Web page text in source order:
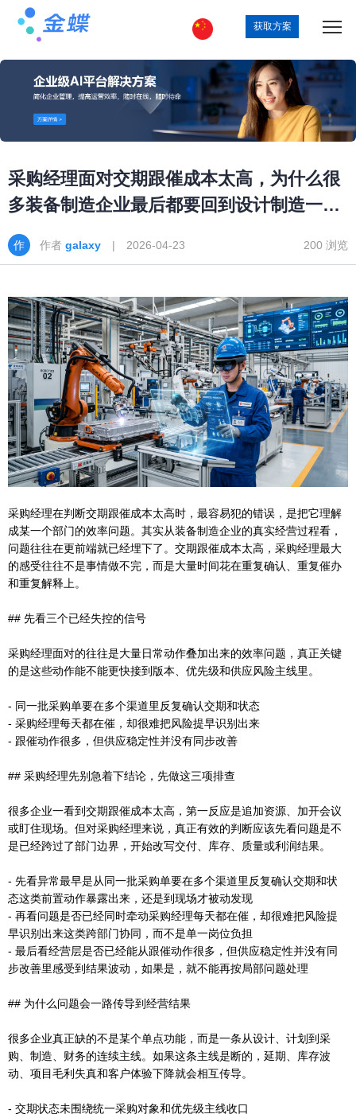
获取方案
采购经理面对交期跟催成本太高，为什么很
多装备制造企业最后都要回到设计制造一体
化
作者 galaxy | 2026-04-23 200 浏览
采购经理在判断交期跟催成本太高时，最容易犯的错误，是把它理解
成某一个部门的效率问题。其实从装备制造企业的真实经营过程看，
问题往往在更前端就已经埋下了。交期跟催成本太高，采购经理最大
的感受往往不是事情做不完，而是大量时间花在重复确认、重复催办
和重复解释上。
## 先看三个已经失控的信号
采购经理面对的往往是大量日常动作叠加出来的效率问题，真正关键
的是这些动作能不能更快接到版本、优先级和供应风险主线里。
- 同一批采购单要在多个渠道里反复确认交期和状态
- 采购经理每天都在催，却很难把风险提早识别出来
- 跟催动作很多，但供应稳定性并没有同步改善
## 采购经理先别急着下结论，先做这三项排查
很多企业一看到交期跟催成本太高，第一反应是追加资源、加开会议
或盯住现场。但对采购经理来说，真正有效的判断应该先看问题是不
是已经跨过了部门边界，开始改写交付、库存、质量或利润结果。
- 先看异常最早是从同一批采购单要在多个渠道里反复确认交期和状
态这类前置动作暴露出来，还是到现场才被动发现
- 再看问题是否已经同时牵动采购经理每天都在催，却很难把风险提
早识别出来这类跨部门协同，而不是单一岗位负担
- 最后看经营层是否已经能从跟催动作很多，但供应稳定性并没有同
步改善里感受到结果波动，如果是，就不能再按局部问题处理
## 为什么问题会一路传导到经营结果
很多企业真正缺的不是某个单点功能，而是一条从设计、计划到采
购、制造、财务的连续主线。如果这条主线是断的，延期、库存波
动、项目毛利失真和客户体验下降就会相互传导。
- 交期状态未围绕统一采购对象和优先级主线收口